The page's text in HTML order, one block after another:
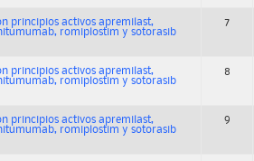
principios activos apremilast,
romiplostim y sotorasib
7
principios activos apremilast,
romiplostim y sotorasib
8
principios activos apremilast,
romiplostim y sotorasib
9